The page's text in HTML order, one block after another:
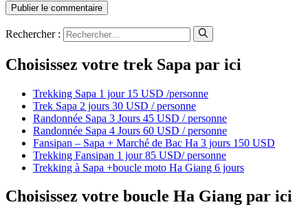
Rechercher :
Choisissez votre trek Sapa par ici
Trekking Sapa 1 jour 15 USD /personne
Trek Sapa 2 jours 30 USD / personne
Randonnée Sapa 3 Jours 45 USD / personne
Randonnée Sapa 4 Jours 60 USD / personne
Fansipan – Sapa + Marché de Bac Ha 3 jours 150 USD
Trekking Fansipan 1 jour 85 USD/ personne
Trekking à Sapa +boucle moto Ha Giang 6 jours
Choisissez votre boucle Ha Giang par ici